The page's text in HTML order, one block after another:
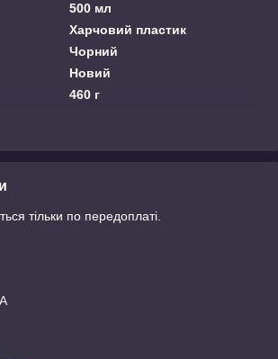
500 мл
Харчовий пластик
Чорний
Новий
460 г
тільки по передоплаті.